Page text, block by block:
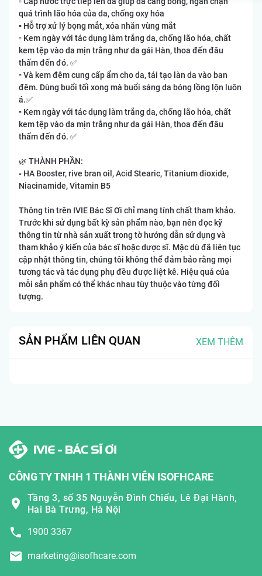
quá trình lão hóa của da, chống oxy hóa
▫️ Hỗ trợ xử lý bọng mắt, xóa nhăn vùng mắt
▫️ Kem ngày với tác dụng làm trắng da, chống lão hóa, chất
kem tệp vào da mịn trắng như da gái Hàn, thoa đến đâu
thấm đến đó. ✅
▫️ Và kem đêm cung cấp ẩm cho da, tái tạo làn da vào ban
đêm. Dùng buổi tối xong mà buổi sáng da bóng lồng lộn luôn
á.✅
▫️ Kem ngày với tác dụng làm trắng da, chống lão hóa, chất
kem tệp vào da mịn trắng như da gái Hàn, thoa đến đâu
thấm đến đó. ✅
🌿 THÀNH PHẦN:
▫️ HA Booster, rive bran oil, Acid Stearic, Titanium dioxide,
Niacinamide, Vitamin B5
Thông tin trên IVIE Bác Sĩ Ơi chỉ mang tính chất tham khảo.
Trước khi sử dụng bất kỳ sản phẩm nào, bạn nên đọc kỹ
thông tin từ nhà sản xuất trong tờ hướng dẫn sử dụng và
tham khảo ý kiến của bác sĩ hoặc dược sĩ. Mặc dù đã liên tục
cập nhật thông tin, chúng tôi không thể đảm bảo rằng mọi
tương tác và tác dụng phụ đều được liệt kê. Hiệu quả của
mỗi sản phẩm có thể khác nhau tùy thuộc vào từng đối
tượng.
SẢN PHẨM LIÊN QUAN XEM THÊM
CÔNG TY TNHH 1 THÀNH VIÊN ISOFHCARE
Tầng 3, số 35 Nguyễn Đình Chiểu, Lê Đại Hành,
Hai Bà Trưng, Hà Nội
1900 3367
marketing@isofhcare.com